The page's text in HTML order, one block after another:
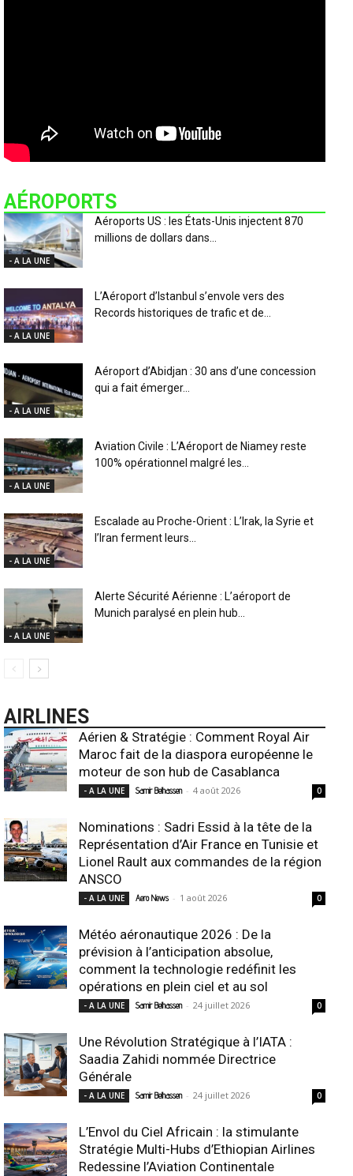
AÉROPORTS
- A LA UNE
Aéroports US : les États-Unis injectent 870
millions de dollars dans...
- A LA UNE
L’Aéroport d’Istanbul s’envole vers des
Records historiques de trafic et de...
- A LA UNE
Aéroport d’Abidjan : 30 ans d’une concession
qui a fait émerger...
- A LA UNE
Aviation Civile : L’Aéroport de Niamey reste
100% opérationnel malgré les...
- A LA UNE
Escalade au Proche-Orient : L’Irak, la Syrie et
l’Iran ferment leurs...
- A LA UNE
Alerte Sécurité Aérienne : L’aéroport de
Munich paralysé en plein hub...
AIRLINES
Aérien & Stratégie : Comment Royal Air
Maroc fait de la diaspora européenne le
moteur de son hub de Casablanca
- A LA UNE Samir Belhassen - 4 août 2026 0
Nominations : Sadri Essid à la tête de la
Représentation d’Air France en Tunisie et
Lionel Rault aux commandes de la région
ANSCO
- A LA UNE Aero News - 1 août 2026 0
Météo aéronautique 2026 : De la
prévision à l’anticipation absolue,
comment la technologie redéfinit les
opérations en plein ciel et au sol
- A LA UNE Samir Belhassen - 24 juillet 2026 0
Une Révolution Stratégique à l’IATA :
Saadia Zahidi nommée Directrice
Générale
- A LA UNE Samir Belhassen - 24 juillet 2026 0
L’Envol du Ciel Africain : la stimulante
Stratégie Multi-Hubs d’Ethiopian Airlines
Redessine l’Aviation Continentale